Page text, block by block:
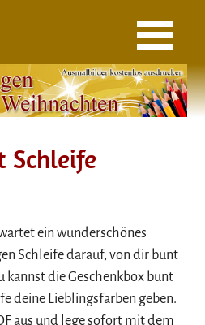
Schleife
ein wunderschönes
Schleife darauf, von dir bunt
kannst die Geschenkbox bunt
deine Lieblingsfarben geben.
aus und lege sofort mit dem